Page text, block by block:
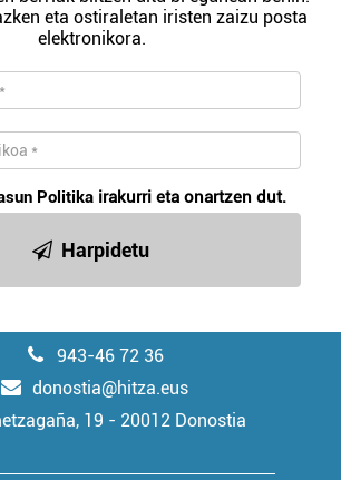
eta ostiraletan iristen zaizu posta
elektronikora.
Politika irakurri eta onartzen dut.
Harpidetu
943-46 72 36
donostia@hitza.eus
19 - 20012 Donostia